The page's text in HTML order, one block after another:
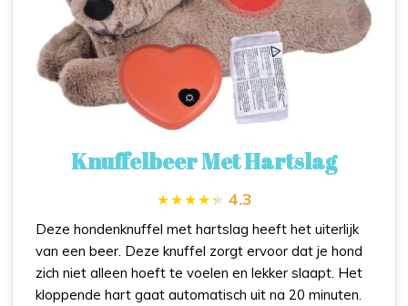
Knuffelbeer Met Hartslag
4.3
Deze hondenknuffel met hartslag heeft het uiterlijk
van een beer. Deze knuffel zorgt ervoor dat je hond
zich niet alleen hoeft te voelen en lekker slaapt. Het
kloppende hart gaat automatisch uit na 20 minuten.